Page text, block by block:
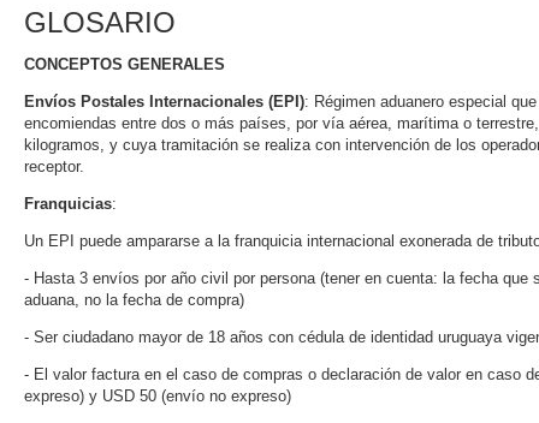
GLOSARIO
CONCEPTOS GENERALES
Envíos Postales Internacionales (EPI): Régimen aduanero especial
encomiendas entre dos o más países, por vía aérea, marítima o
kilogramos, y cuya tramitación se realiza con intervención de los
receptor.
Franquicias:
Un EPI puede ampararse a la franquicia internacional exonerada de
- Hasta 3 envíos por año civil por persona (tener en cuenta: la fecha
aduana, no la fecha de compra)
- Ser ciudadano mayor de 18 años con cédula de identidad uruguaya
- El valor factura en el caso de compras o declaración de valor en caso
expreso) y USD 50 (envío no expreso)